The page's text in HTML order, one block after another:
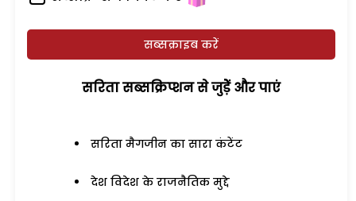
सब्सक्राइब करें
सरिता सब्सक्रिप्शन से जुड़ेें और पाएं
सरिता मैगजीन का सारा कंटेंट
देश विदेश के राजनैतिक मुद्दे